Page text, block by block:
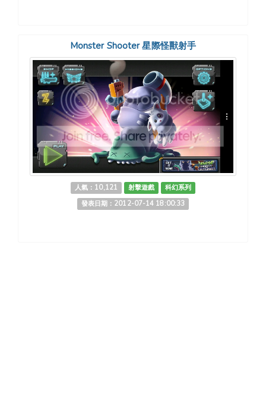
Monster Shooter 星際怪獸射手
人氣：10,121 射擊遊戲
科幻系列
發表日期：2012-07-14 18:00:33